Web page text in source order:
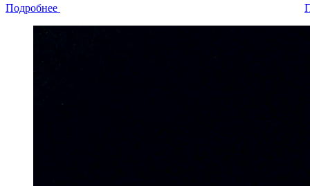
Подробнее